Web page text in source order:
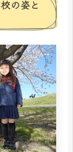
の姿と